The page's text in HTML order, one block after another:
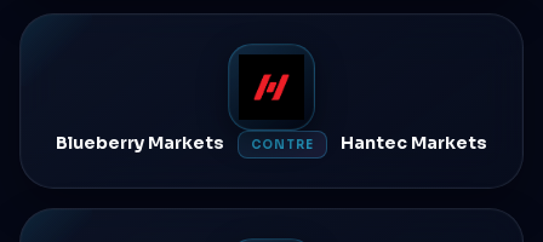
Blueberry Markets CONTRE Hantec Markets